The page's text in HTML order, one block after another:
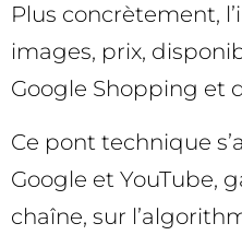
Plus concrètement,
images, prix,
Google Shopping et
Ce pont technique
Google et YouTube,
chaîne, sur